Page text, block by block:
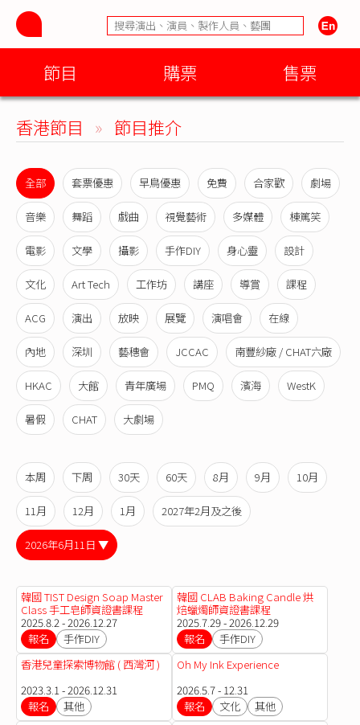
節目 購票 售票
香港節目 » 節目推介
全部 套票優惠 早鳥優惠 免費 合家歡 劇場
音樂 舞蹈 戲曲 視覺藝術 多媒體 棟篤笑
電影 文學 攝影 手作DIY 身心靈 設計
文化 Art Tech 工作坊 講座 導賞 課程
ACG 演出 放映 展覽 演唱會 在線
內地 深圳 藝穗會 JCCAC 南豐紗廠 / CHAT六廠
HKAC 大館 青年廣場 PMQ 濱海 WestK
暑假 CHAT 大劇場
本周 下周 30天 60天 8月 9月 10月
11月 12月 1月 2027年2月及之後
2026年6月11日 ▼
韓國 TIST Design Soap Master
Class 手工皂師資證書課程
2025.8.2 - 2026.12.27
報名
手作DIY
韓國 CLAB Baking Candle 烘
焙蠟燭師資證書課程
2025.7.29 - 2026.12.29
報名
手作DIY
香港兒童探索博物館 ( 西灣河 )
2023.3.1 - 2026.12.31
報名
其他
Oh My Ink Experience
2026.5.7 - 12.31
報名
文化
其他